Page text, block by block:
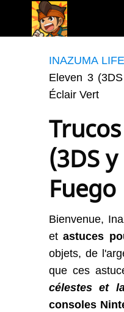
INAZUMA LIFE
Eleven 3
Éclair Vert
(3DS
Fuego
Bienvenue,
etastuces
objets, de
que ces
célestes et
consoles